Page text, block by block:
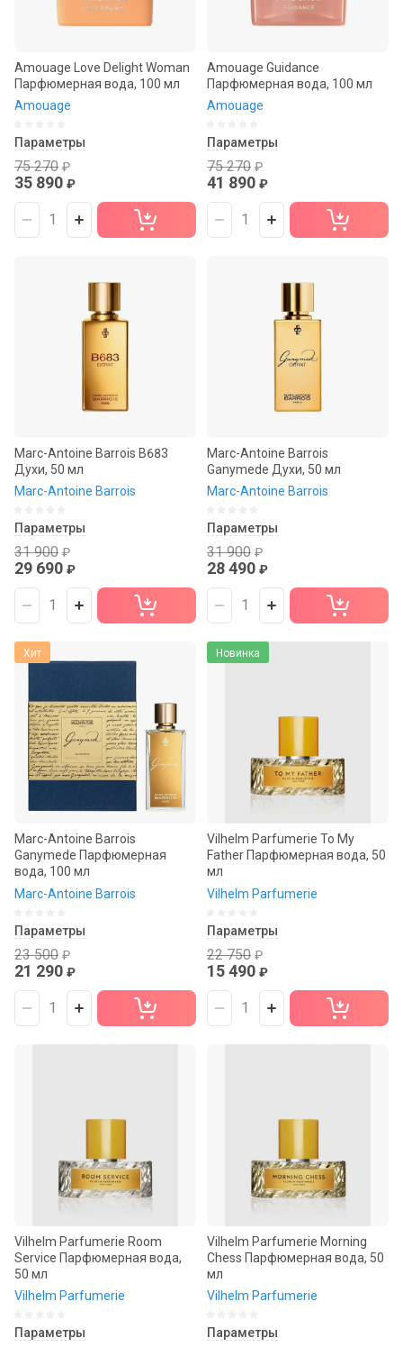
Amouage Love Delight Woman
Парфюмерная вода, 100 мл
Amouage
Параметры
75 270 ₽
35 890 ₽
Amouage Guidance
Парфюмерная вода, 100 мл
Amouage
Параметры
75 270 ₽
41 890 ₽
Marc-Antoine Barrois B683
Духи, 50 мл
Marc-Antoine Barrois
Параметры
31 900 ₽
29 690 ₽
Marc-Antoine Barrois
Ganymede Духи, 50 мл
Marc-Antoine Barrois
Параметры
31 900 ₽
28 490 ₽
Хит
Marc-Antoine Barrois
Ganymede Парфюмерная
вода, 100 мл
Marc-Antoine Barrois
Параметры
23 500 ₽
21 290 ₽
Новинка
Vilhelm Parfumerie To My
Father Парфюмерная вода, 50
мл
Vilhelm Parfumerie
Параметры
22 750 ₽
15 490 ₽
Vilhelm Parfumerie Room
Service Парфюмерная вода,
50 мл
Vilhelm Parfumerie
Параметры
Vilhelm Parfumerie Morning
Chess Парфюмерная вода, 50
мл
Vilhelm Parfumerie
Параметры